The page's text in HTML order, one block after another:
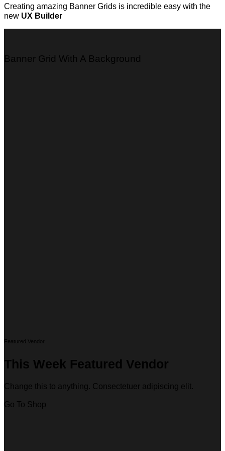
Creating amazing Banner Grids is incredible easy with the
new UX Builder
Banner Grid With A Background
Featured Vendor
This Week Featured Vendor
Change this to anything. Consectetuer adipiscing elit.
Go To Shop